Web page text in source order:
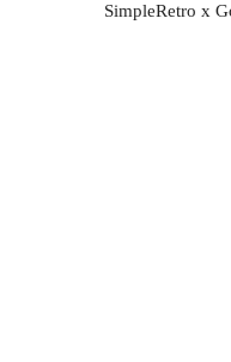
SimpleRetro x